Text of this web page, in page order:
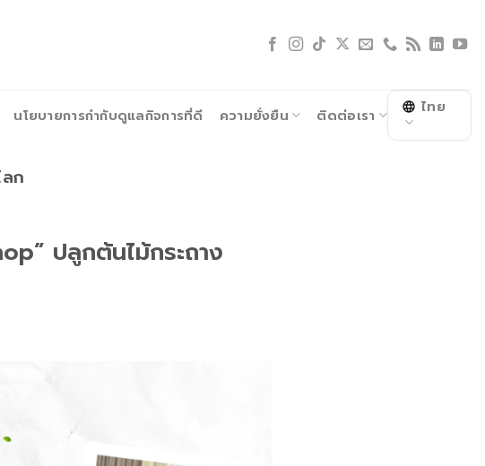
นโยบายการกำกับดูแลกิจการที่ดี ความยั่งยืน ติดต่อเรา ไทย
ก
ปลูกต้นไม้กระถาง